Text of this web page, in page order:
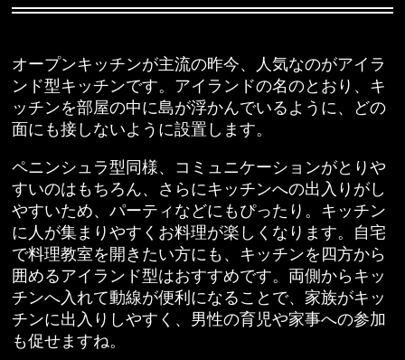
オープンキッチンが主流の昨今、人気なのがアイラ
ンド型キッチンです。アイランドの名のとおり、キ
ッチンを部屋の中に島が浮かんでいるように、どの
面にも接しないように設置します。
ペニンシュラ型同様、コミュニケーションがとりや
すいのはもちろん、さらにキッチンへの出入りがし
やすいため、パーティなどにもぴったり。キッチン
に人が集まりやすくお料理が楽しくなります。自宅
で料理教室を開きたい方にも、キッチンを四方から
囲めるアイランド型はおすすめです。両側からキッ
チンへ入れて動線が便利になることで、家族がキッ
チンに出入りしやすく、男性の育児や家事への参加
も促せますね。